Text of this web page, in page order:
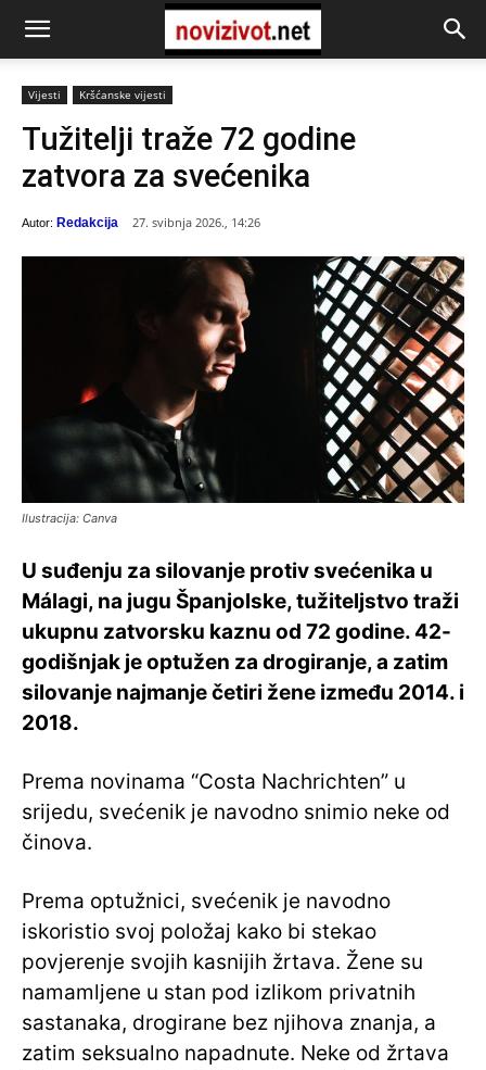
Vijesti Kršćanske vijesti
Tužitelji traže 72 godine
zatvora za svećenika
Autor: Redakcija 27. svibnja 2026., 14:26
Ilustracija: Canva
U suđenju za silovanje protiv svećenika u
Málagi, na jugu Španjolske, tužiteljstvo traži
ukupnu zatvorsku kaznu od 72 godine. 42-
godišnjak je optužen za drogiranje, a zatim
silovanje najmanje četiri žene između 2014. i
2018.
Prema novinama “Costa Nachrichten” u
srijedu, svećenik je navodno snimio neke od
činova.
Prema optužnici, svećenik je navodno
iskoristio svoj položaj kako bi stekao
povjerenje svojih kasnijih žrtava. Žene su
namamljene u stan pod izlikom privatnih
sastanaka, drogirane bez njihova znanja, a
zatim seksualno napadnute. Neke od žrtava